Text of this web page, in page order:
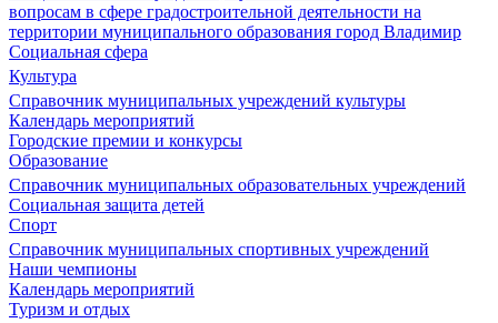
вопросам в сфере градостроительной деятельности на
территории муниципального образования город Владимир
Социальная сфера
Культура
Справочник муниципальных учреждений культуры
Календарь мероприятий
Городские премии и конкурсы
Образование
Справочник муниципальных образовательных учреждений
Социальная защита детей
Спорт
Справочник муниципальных спортивных учреждений
Наши чемпионы
Календарь мероприятий
Туризм и отдых